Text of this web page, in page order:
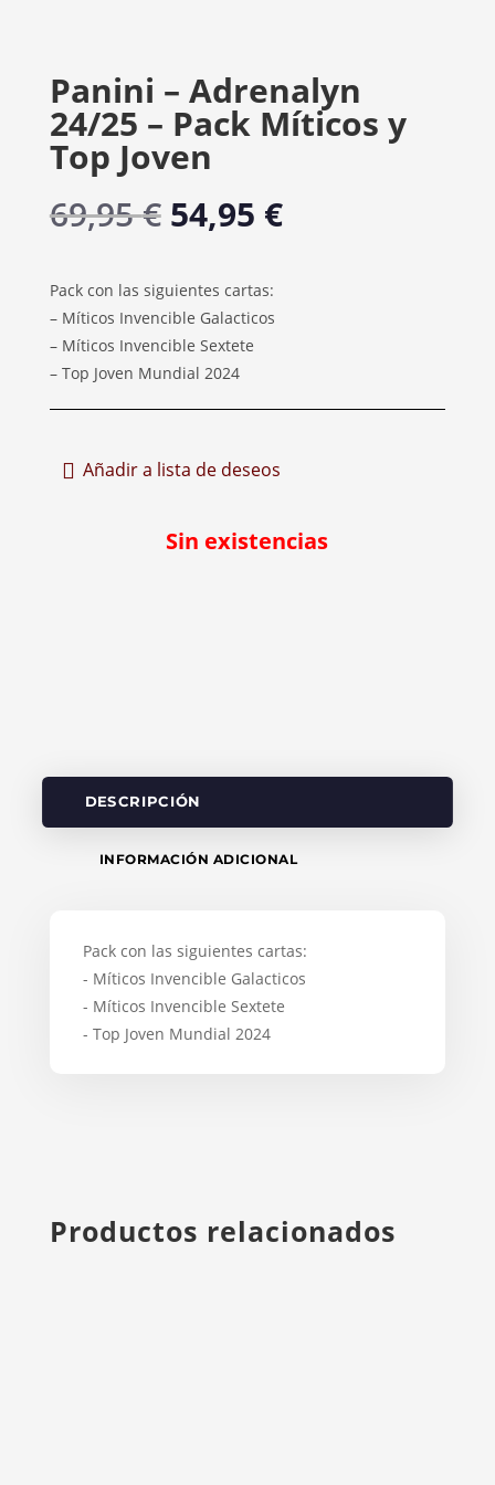
Panini – Adrenalyn
24/25 – Pack Míticos y
Top Joven
69,95€ El
precio
era:
69,95 €.
54,95 €El
precio
Pack con las siguientes cartas:
– Míticos Invencible Galacticos
– Míticos Invencible Sextete
– Top Joven Mundial 2024
Añadir a lista de deseos
Sin existencias
DESCRIPCIÓN
INFORMACIÓN ADICIONAL
Pack con las siguientes cartas:
- Míticos Invencible Galacticos
- Míticos Invencible Sextete
- Top Joven Mundial 2024
Productos relacionados